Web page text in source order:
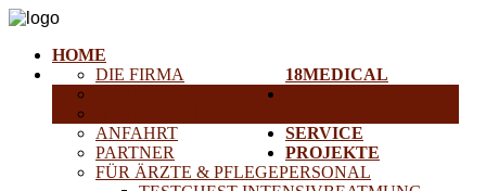
HOME
18MEDICAL
DIE FIRMA
ANFAHRT
PARTNER
FÜR ÄRZTE & PFLEGEPERSONAL
SERVICE
PROJEKTE